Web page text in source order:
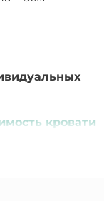
кровати
большего